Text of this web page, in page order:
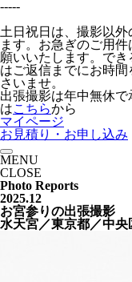
-----
土日祝日は、撮影以
ます。お急ぎのご用件
願いいたします。で
はご返信までにお時
さいませ。
出張撮影は年中無休
はこちらから
マイページ
お見積り・お申し込み
MENU
CLOSE
Photo Reports
2025.12
お宮参りの出張撮影
水天宮／東京都／中央